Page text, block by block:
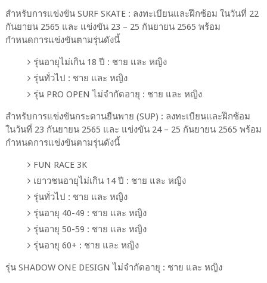
สำหรับการแข่งขัน SURF SKATE : ลงทะเบียนและฝึกซ้อม ในวันที่ 22
กันยายน 2565 และ แข่งขัน 23 – 25 กันยายน 2565 พร้อม
กำหนดการแข่งขันตามรุ่นดังนี้
รุ่นอายุไม่เกิน 18 ปี : ชาย และ หญิง
รุ่นทั่วไป : ชาย และ หญิง
รุ่น PRO OPEN ไม่จำกัดอายุ : ชาย และ หญิง
สำหรับการแข่งขันกระดานยืนพาย (SUP) : ลงทะเบียนและฝึกซ้อม
ในวันที่ 23 กันยายน 2565 และ แข่งขัน 24 – 25 กันยายน 2565 พร้อม
กำหนดการแข่งขันตามรุ่นดังนี้
FUN RACE 3K
เยาวชนอายุไม่เกิน 14 ปี : ชาย และ หญิง
รุ่นทั่วไป : ชาย และ หญิง
รุ่นอายุ 40-49 : ชาย และ หญิง
รุ่นอายุ 50-59 : ชาย และ หญิง
รุ่นอายุ 60+ : ชาย และ หญิง
รุ่น SHADOW ONE DESIGN ไม่จำกัดอายุ : ชาย และ หญิง